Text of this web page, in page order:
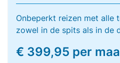
Onbeperkt reizen met alle
zowel in de spits als in de
€ 399,95 per